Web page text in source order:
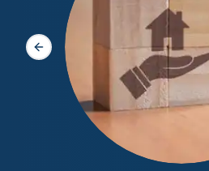
Slide précédente